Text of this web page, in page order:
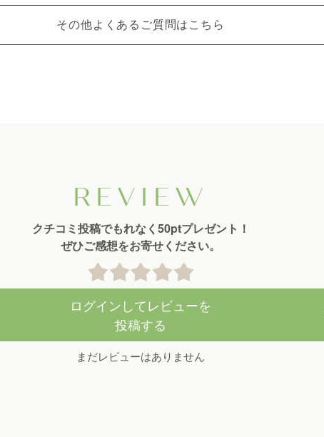
その他よくあるご質問はこちら
REVIEW
クチコミ投稿でもれなく50ptプレゼント！
ぜひご感想をお寄せください。
ログインしてレビューを
投稿する
まだレビューはありません